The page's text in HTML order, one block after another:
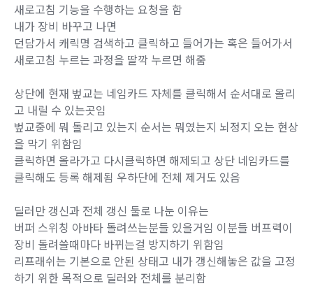
새로고침 기능을 수행하는 요청을 함
내가 장비 바꾸고 나면
던담가서 캐릭명 검색하고 클릭하고 들어가는 혹은 들어가서
새로고침 누르는 과정을 딸깍 누르면 해줌
상단에 현재 벞교는 네임카드 자체를 클릭해서 순서대로 올리
고 내릴 수 있는곳임
벞교중에 뭐 돌리고 있는지 순서는 뭐였는지 뇌정지 오는 현상
을 막기 위함임
클릭하면 올라가고 다시클릭하면 해제되고 상단 네임카드를
클릭해도 등록 해제됨 우하단에 전체 제거도 있음
딜러만 갱신과 전체 갱신 둘로 나눈 이유는
버퍼 스위칭 아바타 돌려쓰는분들 있을거임 이분들 버프력이
장비 돌려쓸때마다 바뀌는걸 방지하기 위함임
리프래쉬는 기본으로 안된 상태고 내가 갱신해놓은 값을 고정
하기 위한 목적으로 딜러와 전체를 분리함